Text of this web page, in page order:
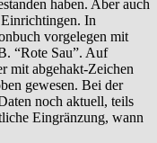
haben. Aber auch
In
vorgelegen mit
“Rote Sau”. Auf
mit abgehakt-Zeichen
gewesen. Bei der
noch aktuell, teils
Eingränzung, wann